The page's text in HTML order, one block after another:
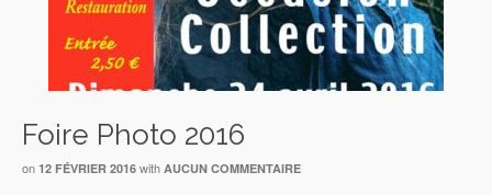
Foire Photo 2016
on 12 FÉVRIER 2016 with AUCUN COMMENTAIRE